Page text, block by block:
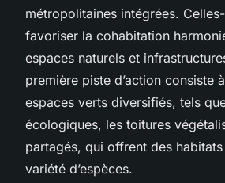
métropolitaines intégrées.
favoriser la cohabitation
espaces naturels et
première piste d’action consiste
espaces verts diversifiés, tels
écologiques, les toitures
partagés, qui offrent des
variété d’espèces.